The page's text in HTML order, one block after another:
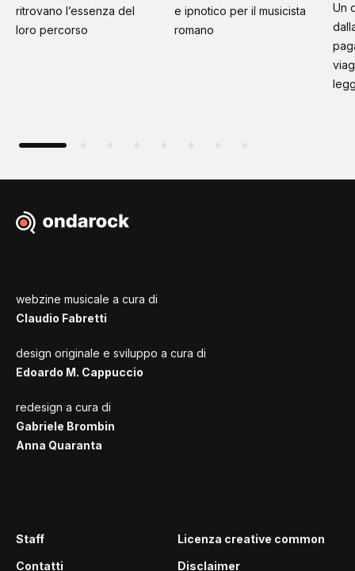
ritrovano l’essenza del
loro percorso
e ipnotico per il musicista
romano
Un
webzine musicale a cura di
Claudio Fabretti
design originale e sviluppo a cura di
Edoardo M. Cappuccio
redesign a cura di
Gabriele Brombin
Anna Quaranta
Staff
Contatti
Licenza creative common
Disclaimer